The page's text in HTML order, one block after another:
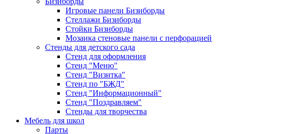
Игровые панели Бизиборды
Стеллажи Бизиборды
Стойки Бизиборды
Мозаика стеновые панели с перфорацией
Стенды для детского сада
Стенд для оформления
Стенд "Меню"
Стенд "Визитка"
Стенд по "БЖД"
Стенд "Информационный"
Стенд "Поздравляем"
Стенды для творчества
Мебель для школ
Парты